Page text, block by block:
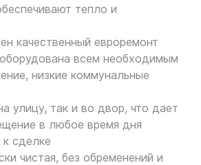
тепло и
качественный евроремонт
всем необходимым
низкие коммунальные
улицу, так и во двор, что дает
в любое время дня
сделке
чистая, без обременений и